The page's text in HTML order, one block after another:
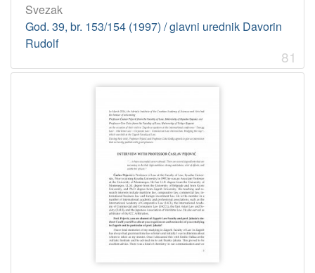
Svezak
God. 39, br. 153/154 (1997) / glavni urednik Davorin
Rudolf
81